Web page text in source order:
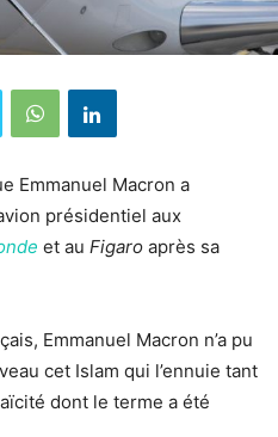
Emmanuel Macron a
présidentiel aux
et au Figaro après sa
Emmanuel Macron n’a pu
cet Islam qui l’ennuie tant
dont le terme a été